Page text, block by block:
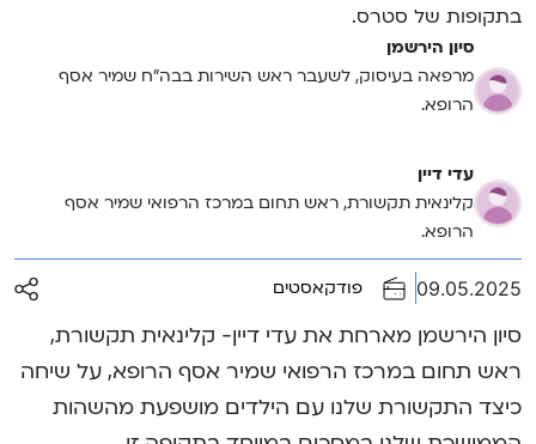
בתקופות של סטרס.
סיון הירשמן
מרפאה בעיסוק, לשעבר ראש השירות בבה”ח שמיר אסף
הרופא.
עדי דיין
קלינאית תקשורת, ראש תחום במרכז הרפואי שמיר אסף
הרופא.
09.05.2025 פודקאסטים
סיון הירשמן מארחת את עדי דיין- קלינאית תקשורת,
ראש תחום במרכז הרפואי שמיר אסף הרופא, על שיחה
כיצד התקשורת שלנו עם הילדים מושפעת מהשהות